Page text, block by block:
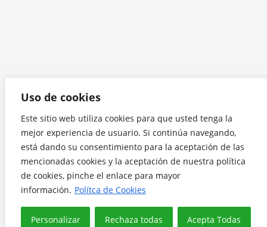
Uso de cookies
Este sitio web utiliza cookies para que usted tenga la
mejor experiencia de usuario. Si continúa navegando,
está dando su consentimiento para la aceptación de las
mencionadas cookies y la aceptación de nuestra política
de cookies, pinche el enlace para mayor
información. Polítca de Cookies
Personalizar Rechaza todas Acepta Todas